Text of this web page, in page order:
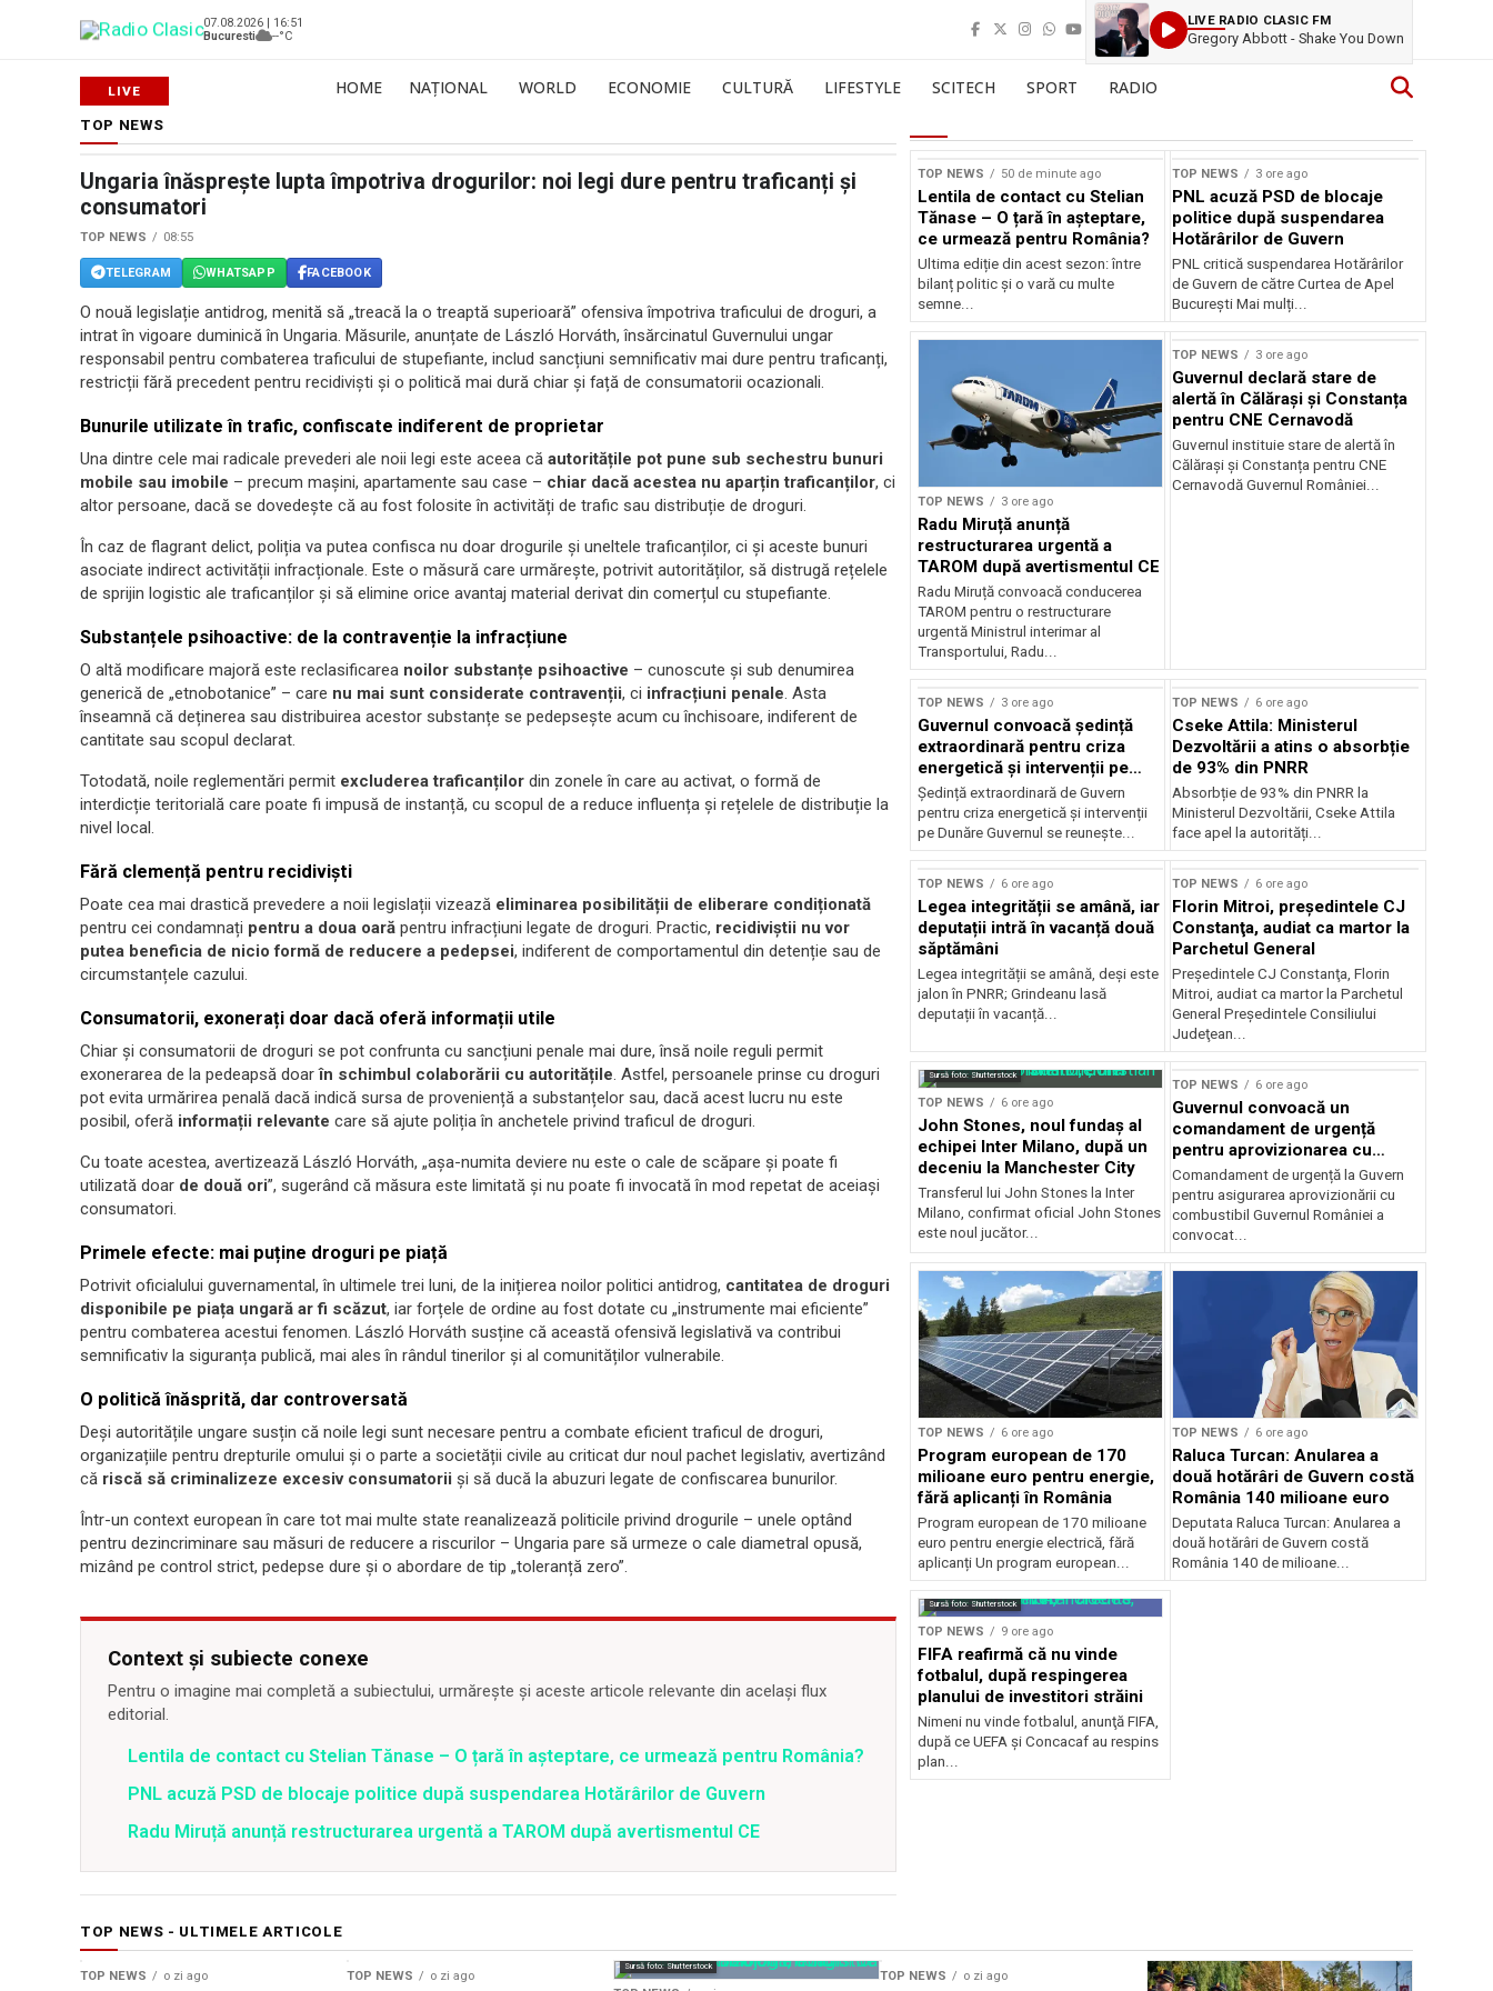
07.08.2026 | 16:51
Bucuresti
--°C
LIVE RADIO CLASIC FM
Gregory Abbott - Shake You Down
HOME NAȚIONAL WORLD ECONOMIE CULTURĂ LIFESTYLE SCITECH SPORT RADIO
TOP NEWS
Ungaria înăsprește lupta împotriva drogurilor: noi legi dure pentru traficanți și
consumatori
TOP NEWS 08:55
TELEGRAM WHATSAPP FACEBOOK
O nouă legislație antidrog, menită să „treacă la o treaptă superioară” ofensiva împotriva traficului de droguri, a
intrat în vigoare duminică în Ungaria. Măsurile, anunțate de László Horváth, însărcinatul Guvernului ungar
responsabil pentru combaterea traficului de stupefiante, includ sancțiuni semnificativ mai dure pentru traficanți,
restricții fără precedent pentru recidiviști și o politică mai dură chiar și față de consumatorii ocazionali.
Bunurile utilizate în trafic, confiscate indiferent de proprietar
Una dintre cele mai radicale prevederi ale noii legi este aceea că autoritățile pot pune sub sechestru bunuri
mobile sau imobile – precum mașini, apartamente sau case – chiar dacă acestea nu aparțin traficanților, ci
altor persoane, dacă se dovedește că au fost folosite în activități de trafic sau distribuție de droguri.
În caz de flagrant delict, poliția va putea confisca nu doar drogurile și uneltele traficanților, ci și aceste bunuri
asociate indirect activității infracționale. Este o măsură care urmărește, potrivit autorităților, să distrugă rețelele
de sprijin logistic ale traficanților și să elimine orice avantaj material derivat din comerțul cu stupefiante.
Substanțele psihoactive: de la contravenție la infracțiune
O altă modificare majoră este reclasificarea noilor substanțe psihoactive – cunoscute și sub denumirea
generică de „etnobotanice” – care nu mai sunt considerate contravenții, ci infracțiuni penale. Asta
înseamnă că deținerea sau distribuirea acestor substanțe se pedepsește acum cu închisoare, indiferent de
cantitate sau scopul declarat.
Totodată, noile reglementări permit excluderea traficanților din zonele în care au activat, o formă de
interdicție teritorială care poate fi impusă de instanță, cu scopul de a reduce influența și rețelele de distribuție la
nivel local.
Fără clemență pentru recidiviști
Poate cea mai drastică prevedere a noii legislații vizează eliminarea posibilității de eliberare condiționată
pentru cei condamnați pentru a doua oară pentru infracțiuni legate de droguri. Practic, recidiviștii nu vor
putea beneficia de nicio formă de reducere a pedepsei, indiferent de comportamentul din detenție sau de
circumstanțele cazului.
Consumatorii, exonerați doar dacă oferă informații utile
Chiar și consumatorii de droguri se pot confrunta cu sancțiuni penale mai dure, însă noile reguli permit
exonerarea de la pedeapsă doarîn schimbul colaborării cu autoritățile. Astfel, persoanele prinse cu droguri
pot evita urmărirea penală dacă indică sursa de proveniență a substanțelor sau, dacă acest lucru nu este
posibil, oferă informații relevante care să ajute poliția în anchetele privind traficul de droguri.
Cu toate acestea, avertizează László Horváth, „așa-numita deviere nu este o cale de scăpare și poate fi
utilizată doar de două ori”, sugerând că măsura este limitată și nu poate fi invocată în mod repetat de aceiași
consumatori.
Primele efecte: mai puține droguri pe piață
Potrivit oficialului guvernamental, în ultimele trei luni, de la inițierea noilor politici antidrog, cantitatea de droguri
disponibile pe piața ungară ar fi scăzut, iar forțele de ordine au fost dotate cu „instrumente mai eficiente”
pentru combaterea acestui fenomen. László Horváth susține că această ofensivă legislativă va contribui
semnificativ la siguranța publică, mai ales în rândul tinerilor și al comunităților vulnerabile.
O politică înăsprită, dar controversată
Deși autoritățile ungare susțin că noile legi sunt necesare pentru a combate eficient traficul de droguri,
organizațiile pentru drepturile omului și o parte a societății civile au criticat dur noul pachet legislativ, avertizând
că riscă să criminalizeze excesiv consumatorii și să ducă la abuzuri legate de confiscarea bunurilor.
Într-un context european în care tot mai multe state reanalizează politicile privind drogurile – unele optând
pentru dezincriminare sau măsuri de reducere a riscurilor – Ungaria pare să urmeze o cale diametral opusă,
mizând pe control strict, pedepse dure și o abordare de tip „toleranță zero”.
Context și subiecte conexe
Pentru o imagine mai completă a subiectului, urmărește și aceste articole relevante din același flux
editorial.
Lentila de contact cu Stelian Tănase – O țară în așteptare, ce urmează pentru România?
PNL acuză PSD de blocaje politice după suspendarea Hotărârilor de Guvern
Radu Miruță anunță restructurarea urgentă a TAROM după avertismentul CE
TOP NEWS 50 de minute ago
Lentila de contact cu Stelian
Tănase – O țară în așteptare,
ce urmează pentru România?
Ultima ediție din acest sezon: între
bilanț politic și o vară cu multe
semne...
TOP NEWS 3 ore ago
PNL acuză PSD de blocaje
politice după suspendarea
Hotărârilor de Guvern
PNL critică suspendarea Hotărârilor
de Guvern de către Curtea de Apel
București Mai mulți...
TOP NEWS 3 ore ago
Radu Miruță anunță
restructurarea urgentă a
TAROM după avertismentul CE
Radu Miruță convoacă conducerea
TAROM pentru o restructurare
urgentă Ministrul interimar al
Transportului, Radu...
TOP NEWS 3 ore ago
Guvernul declară stare de
alertă în Călărași și Constanța
pentru CNE Cernavodă
Guvernul instituie stare de alertă în
Călărași și Constanța pentru CNE
Cernavodă Guvernul României...
TOP NEWS 3 ore ago
Guvernul convoacă ședință
extraordinară pentru criza
energetică și intervenții pe
Dunăre
Ședință extraordinară de Guvern
pentru criza energetică și intervenții
pe Dunăre Guvernul se reunește...
TOP NEWS 6 ore ago
Cseke Attila: Ministerul
Dezvoltării a atins o absorbție
de 93% din PNRR
Absorbție de 93% din PNRR la
Ministerul Dezvoltării, Cseke Attila
face apel la autorități...
TOP NEWS 6 ore ago
Legea integrității se amână, iar
deputații intră în vacanță două
săptămâni
Legea integrității se amână, deși este
jalon în PNRR; Grindeanu lasă
deputații în vacanță...
TOP NEWS 6 ore ago
Florin Mitroi, preşedintele CJ
Constanţa, audiat ca martor la
Parchetul General
Preşedintele CJ Constanţa, Florin
Mitroi, audiat ca martor la Parchetul
General Preşedintele Consiliului
Judeţean...
Sursă foto: Shutterstock
TOP NEWS 6 ore ago
John Stones, noul fundaș al
echipei Inter Milano, după un
deceniu la Manchester City
Transferul lui John Stones la Inter
Milano, confirmat oficial John Stones
este noul jucător...
TOP NEWS 6 ore ago
Guvernul convoacă un
comandament de urgență
pentru aprovizionarea cu
combustibil
Comandament de urgență la Guvern
pentru asigurarea aprovizionării cu
combustibil Guvernul României a
convocat...
TOP NEWS 6 ore ago
Program european de 170
milioane euro pentru energie,
fără aplicanți în România
Program european de 170 milioane
euro pentru energie electrică, fără
aplicanți Un program european...
TOP NEWS 6 ore ago
Raluca Turcan: Anularea a
două hotărâri de Guvern costă
România 140 milioane euro
Deputata Raluca Turcan: Anularea a
două hotărâri de Guvern costă
România 140 de milioane...
Sursă foto: Shutterstock
TOP NEWS 9 ore ago
FIFA reafirmă că nu vinde
fotbalul, după respingerea
planului de investitori străini
Nimeni nu vinde fotbalul, anunţă FIFA,
după ce UEFA şi Concacaf au respins
plan...
TOP NEWS - ULTIMELE ARTICOLE
TOP NEWS o zi ago TOP NEWS o zi ago
Sursă foto: Shutterstock
TOP NEWS o zi ago